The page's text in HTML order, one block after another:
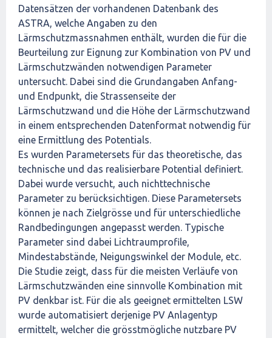
Datensätzen der vorhandenen Datenbank des
ASTRA, welche Angaben zu den
Lärmschutzmassnahmen enthält, wurden die für die
Beurteilung zur Eignung zur Kombination von PV und
Lärmschutzwänden notwendigen Parameter
untersucht. Dabei sind die Grundangaben Anfang-
und Endpunkt, die Strassenseite der
Lärmschutzwand und die Höhe der Lärmschutzwand
in einem entsprechenden Datenformat notwendig für
eine Ermittlung des Potentials.
Es wurden Parametersets für das theoretische, das
technische und das realisierbare Potential definiert.
Dabei wurde versucht, auch nichttechnische
Parameter zu berücksichtigen. Diese Parametersets
können je nach Zielgrösse und für unterschiedliche
Randbedingungen angepasst werden. Typische
Parameter sind dabei Lichtraumprofile,
Mindestabstände, Neigungswinkel der Module, etc.
Die Studie zeigt, dass für die meisten Verläufe von
Lärmschutzwänden eine sinnvolle Kombination mit
PV denkbar ist. Für die als geeignet ermittelten LSW
wurde automatisiert derjenige PV Anlagentyp
ermittelt, welcher die grösstmögliche nutzbare PV